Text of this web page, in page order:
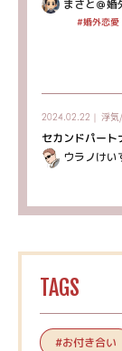
まさと＠婚
#婚外恋愛
2024.02.22｜ 浮
セカンドパート
ウラノけい
TAGS
#お付き合い